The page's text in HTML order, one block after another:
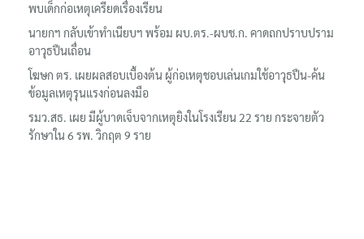
พบเด็กก่อเหตุเครียดเรื่องเรียน
นายกฯ กลับเข้าทำเนียบฯ พร้อม ผบ.ตร.-ผบช.ก. คาดถกปราบปราม
อาวุธปืนเถื่อน
โฆษก ตร. เผยผลสอบเบื้องต้น ผู้ก่อเหตุชอบเล่นเกมใช้อาวุธปืน-ค้น
ข้อมูลเหตุรุนแรงก่อนลงมือ
รมว.สธ. เผย มีผู้บาดเจ็บจากเหตุยิงในโรงเรียน 22 ราย กระจายตัว
รักษาใน 6 รพ. วิกฤต 9 ราย